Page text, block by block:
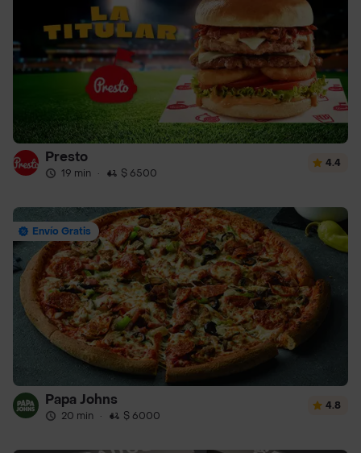
Presto
19 min · $ 6500
4.4
Envío Gratis
Papa Johns
20 min · $ 6000
4.8